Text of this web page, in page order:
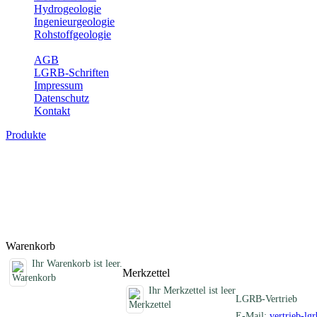
Hydrogeologie
Ingenieurgeologie
Rohstoffgeologie
AGB
LGRB-Schriften
Impressum
Datenschutz
Kontakt
Produkte
Warenkorb
Ihr Warenkorb ist leer.
Merkzettel
Ihr Merkzettel ist leer
LGRB-Vertrieb